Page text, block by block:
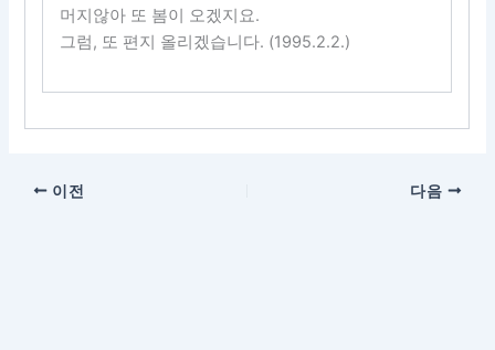
머지않아 또 봄이 오겠지요.
그럼, 또 편지 올리겠습니다. (1995.2.2.)
이전 다음